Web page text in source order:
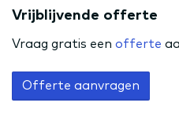
Vrijblijvende offerte
Vraag gratis een offerte
Offerte aanvragen